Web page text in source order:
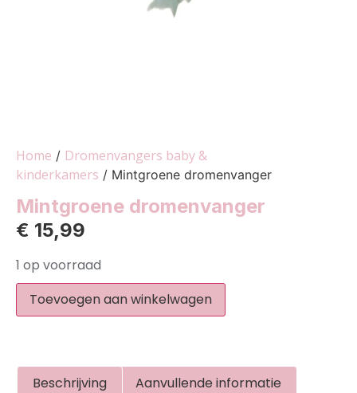
Home / Dromenvangers baby &
kinderkamers / Mintgroene dromenvanger
Mintgroene dromenvanger
€ 15,99
1 op voorraad
Toevoegen aan winkelwagen
Beschrijving
Aanvullende informatie